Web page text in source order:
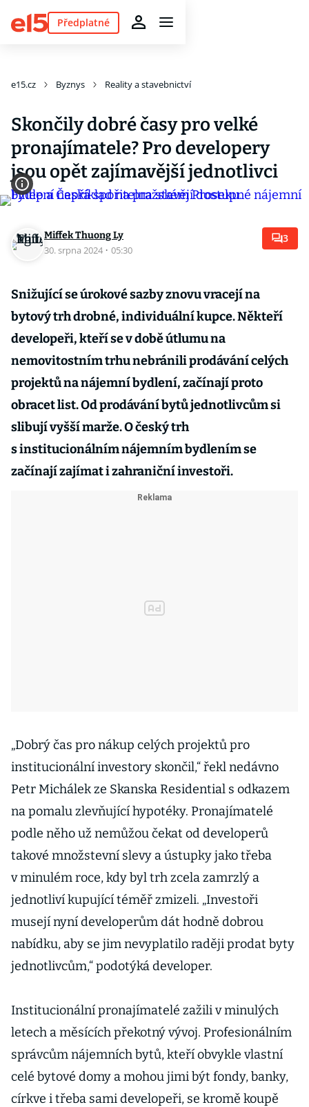
Předplatné
e15.cz Byznys Reality a stavebnictví
Skončily dobré časy pro velké
pronajímatele? Pro developery
jsou opět zajímavější jednotlivci
Miffek Thuong Ly
30. srpna 2024 · 05:30
3
Snižující se úrokové sazby znovu vracejí na
bytový trh drobné, individuální kupce. Někteří
developeři, kteří se v době útlumu na
nemovitostním trhu nebránili prodávání celých
projektů na nájemní bydlení, začínají proto
obracet list. Od prodávání bytů jednotlivcům si
slibují vyšší marže. O český trh
s institucionálním nájemním bydlením se
začínají zajímat i zahraniční investoři.
„Dobrý čas pro nákup celých projektů pro
institucionální investory skončil,“ řekl nedávno
Petr Michálek ze Skanska Residential s odkazem
na pomalu zlevňující hypotéky. Pronajímatelé
podle něho už nemůžou čekat od developerů
takové množstevní slevy a ústupky jako třeba
v minulém roce, kdy byl trh zcela zamrzlý a
jednotliví kupující téměř zmizeli. „Investoři
musejí nyní developerům dát hodně dobrou
nabídku, aby se jim nevyplatilo raději prodat byty
jednotlivcům,“ podotýká developer.
Institucionální pronajímatelé zažili v minulých
letech a měsících překotný vývoj. Profesionálním
správcům nájemních bytů, kteří obvykle vlastní
celé bytové domy a mohou jimi být fondy, banky,
církve i třeba sami developeři, se kromě koupě